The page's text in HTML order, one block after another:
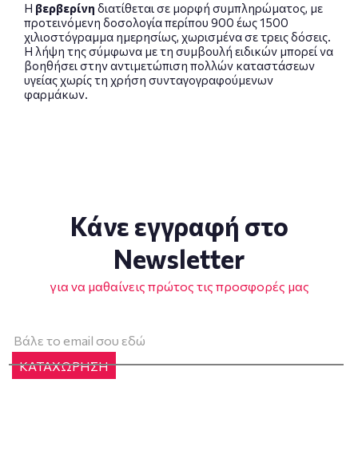
Η βερβερίνη διατίθεται σε μορφή συμπληρώματος, με
προτεινόμενη δοσολογία περίπου 900 έως 1500
χιλιοστόγραμμα ημερησίως, χωρισμένα σε τρεις δόσεις.
Η λήψη της σύμφωνα με τη συμβουλή ειδικών μπορεί να
βοηθήσει στην αντιμετώπιση πολλών καταστάσεων
υγείας χωρίς τη χρήση συνταγογραφούμενων
φαρμάκων.
Κάνε εγγραφή στο
Newsletter
για να μαθαίνεις πρώτος τις προσφορές μας
ΚΑΤΑΧΩΡΗΣΗ